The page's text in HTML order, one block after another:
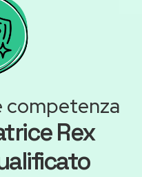
competenza
Rex